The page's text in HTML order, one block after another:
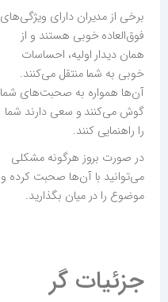
برخی از مدیران دارای ویژگی‌های
فوق‌العاده خوبی هستند و از
همان دیدار اولیه، احساسات
خوبی به شما منتقل می‌کنند.
آن‌ها همواره به صحبت‌های شما
گوش می‌کنند و سعی دارند شما
را راهنمایی کنند.
در صورت بروز هرگونه مشکلی
می‌توانید با آن‌ها صحبت کرده و
موضوع را در میان بگذارید.
جزئیات گر